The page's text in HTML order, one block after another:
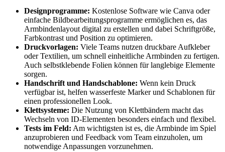
Designprogramme: Kostenlose Software wie Canva oder
einfache Bildbearbeitungsprogramme ermöglichen es, das
Armbindenlayout digital zu erstellen und dabei Schriftgröße,
Farbkontrast und Position zu optimieren.
Druckvorlagen: Viele Teams nutzen druckbare Aufkleber
oder Textilien, um schnell einheitliche Armbinden zu fertigen.
Auch selbstklebende Folien können für langlebige Elemente
sorgen.
Handschrift und Handschablone: Wenn kein Druck
verfügbar ist, helfen wasserfeste Marker und Schablonen für
einen professionellen Look.
Klettsysteme: Die Nutzung von Klettbändern macht das
Wechseln von ID-Elementen besonders einfach und flexibel.
Tests im Feld: Am wichtigsten ist es, die Armbinde im Spiel
anzuprobieren und Feedback vom Team einzuholen, um
notwendige Anpassungen vorzunehmen.